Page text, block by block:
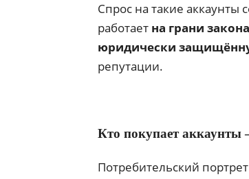
Спрос на такие аккаунты
работает на грани закона
юридически
репутации.
Кто покупает аккаунты
Потребительский